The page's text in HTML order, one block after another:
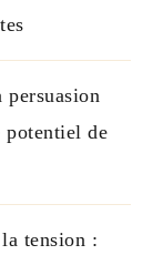
persuasion
de
tension :